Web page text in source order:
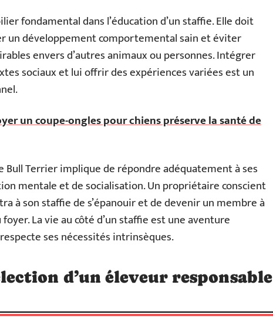
fondamental dans l’éducation d’un staffie. Elle doit
un développement comportemental sain et éviter
envers d’autres animaux ou personnes. Intégrer
sociaux et lui offrir des expériences variées est un
un coupe-ongles pour chiens préserve la santé de
Bull Terrier implique de répondre adéquatement à ses
mentale et de socialisation. Un propriétaire conscient
à son staffie de s’épanouir et de devenir un membre à
La vie au côté d’un staffie est une aventure
ses nécessités intrinsèques.
d’un éleveur responsable